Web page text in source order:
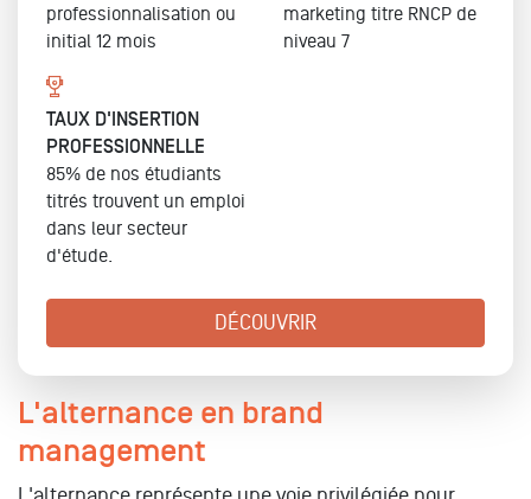
professionnalisation ou
initial 12 mois
marketing titre RNCP de
niveau 7
TAUX D'INSERTION
PROFESSIONNELLE
85% de nos étudiants
titrés trouvent un emploi
dans leur secteur
d'étude.
DÉCOUVRIR
L'alternance en brand
management